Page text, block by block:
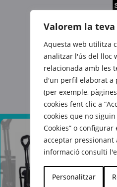
Valorem la teva
Aquesta web utilitza
analitzar l'ús del lloc
relacionada amb les
d'un perfil elaborat a
(per exemple,
cookies fent clic a
cookies que no
Cookies” o
acceptar pressionant
informació consulti
Personalitzar
També